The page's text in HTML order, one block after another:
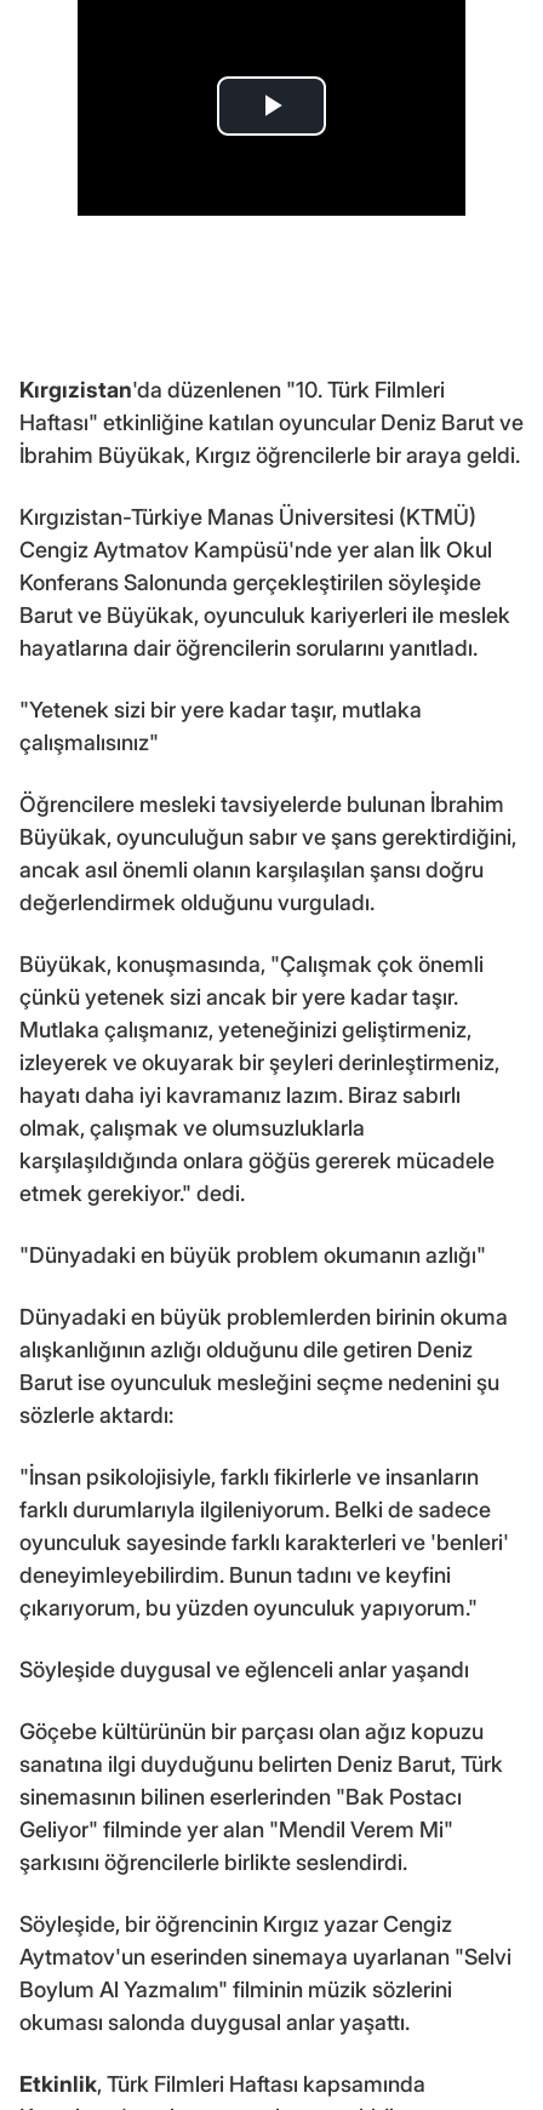
Kırgızistan'da düzenlenen "10. Türk Filmleri
Haftası" etkinliğine katılan oyuncular Deniz Barut ve
İbrahim Büyükak, Kırgız öğrencilerle bir araya geldi.
Kırgızistan-Türkiye Manas Üniversitesi (KTMÜ)
Cengiz Aytmatov Kampüsü'nde yer alan İlk Okul
Konferans Salonunda gerçekleştirilen söyleşide
Barut ve Büyükak, oyunculuk kariyerleri ile meslek
hayatlarına dair öğrencilerin sorularını yanıtladı.
"Yetenek sizi bir yere kadar taşır, mutlaka
çalışmalısınız"
Öğrencilere mesleki tavsiyelerde bulunan İbrahim
Büyükak, oyunculuğun sabır ve şans gerektirdiğini,
ancak asıl önemli olanın karşılaşılan şansı doğru
değerlendirmek olduğunu vurguladı.
Büyükak, konuşmasında, "Çalışmak çok önemli
çünkü yetenek sizi ancak bir yere kadar taşır.
Mutlaka çalışmanız, yeteneğinizi geliştirmeniz,
izleyerek ve okuyarak bir şeyleri derinleştirmeniz,
hayatı daha iyi kavramanız lazım. Biraz sabırlı
olmak, çalışmak ve olumsuzluklarla
karşılaşıldığında onlara göğüs gererek mücadele
etmek gerekiyor." dedi.
"Dünyadaki en büyük problem okumanın azlığı"
Dünyadaki en büyük problemlerden birinin okuma
alışkanlığının azlığı olduğunu dile getiren Deniz
Barut ise oyunculuk mesleğini seçme nedenini şu
sözlerle aktardı:
"İnsan psikolojisiyle, farklı fikirlerle ve insanların
farklı durumlarıyla ilgileniyorum. Belki de sadece
oyunculuk sayesinde farklı karakterleri ve 'benleri'
deneyimleyebilirdim. Bunun tadını ve keyfini
çıkarıyorum, bu yüzden oyunculuk yapıyorum."
Söyleşide duygusal ve eğlenceli anlar yaşandı
Göçebe kültürünün bir parçası olan ağız kopuzu
sanatına ilgi duyduğunu belirten Deniz Barut, Türk
sinemasının bilinen eserlerinden "Bak Postacı
Geliyor" filminde yer alan "Mendil Verem Mi"
şarkısını öğrencilerle birlikte seslendirdi.
Söyleşide, bir öğrencinin Kırgız yazar Cengiz
Aytmatov'un eserinden sinemaya uyarlanan "Selvi
Boylum Al Yazmalım" filminin müzik sözlerini
okuması salonda duygusal anlar yaşattı.
Etkinlik, Türk Filmleri Haftası kapsamında